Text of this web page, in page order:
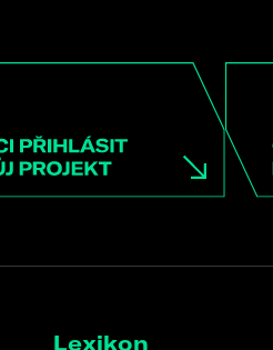
Lexikon